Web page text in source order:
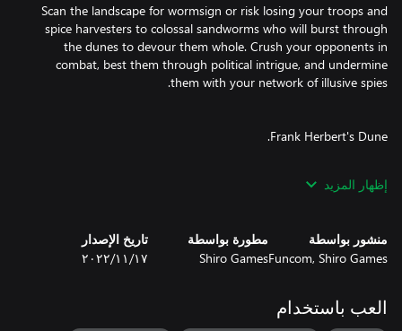
Scan the landscape for wormsign or risk losing your troops and
spice harvesters to colossal sandworms who will burst through
the dunes to devour them whole. Crush your opponents in
combat, best them through political intrigue, and undermine
sci-fi settings ever created. Lead your faction to victory with
Liet Kynes. Stay alert as opposing factions seek to gain the upper
hand and the planet itself threatens with vast deserts, huge
إظهار المزيد
منشور بواسطة
Funcom, Shiro Games
مطورة بواسطة
Shiro Games
تاريخ الإصدار
١٧‏/١١‏/٢٠٢٢
العب باستخدام